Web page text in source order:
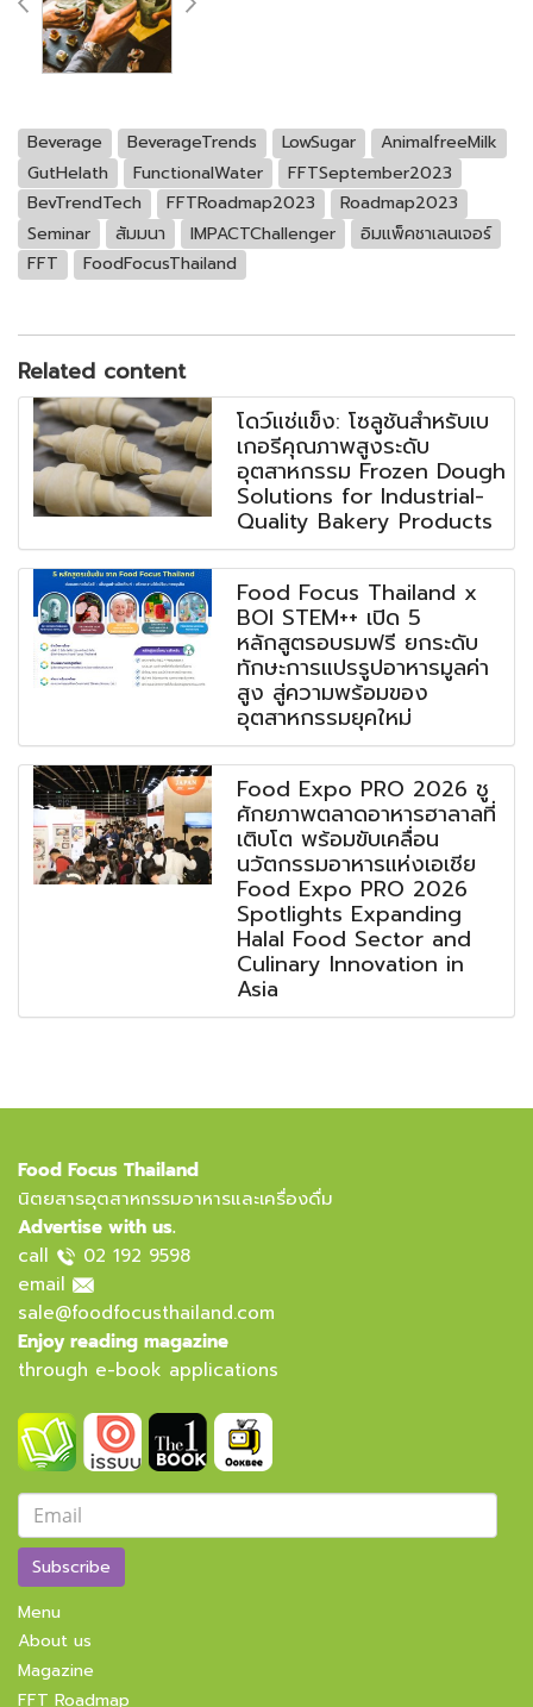
Beverage BeverageTrends LowSugar
AnimalfreeMilk
GutHelath
FunctionalWater
FFTSeptember2023
BevTrendTech
FFTRoadmap2023
Roadmap2023
Seminar
สัมมนา IMPACTChallenger
อิมแพ็คชาเลนเจอร์
FFT
FoodFocusThailand
Related content
โดว์แช่แข็ง: โซลูชันสำหรับเบ
เกอรีคุณภาพสูงระดับ
อุตสาหกรรม Frozen Dough
Solutions for Industrial-
Quality Bakery Products
Food Focus Thailand x
BOI STEM++ เปิด 5
หลักสูตรอบรมฟรี ยกระดับ
ทักษะการแปรรูปอาหารมูลค่า
สูง สู่ความพร้อมของ
อุตสาหกรรมยุคใหม่
Food Expo PRO 2026 ชู
ศักยภาพตลาดอาหารฮาลาลที่
เติบโต พร้อมขับเคลื่อน
นวัตกรรมอาหารแห่งเอเชีย
Food Expo PRO 2026
Spotlights Expanding
Halal Food Sector and
Culinary Innovation in
Asia
Food Focus Thailand
นิตยสารอุตสาหกรรมอาหารและเครื่องดื่ม
Advertise with us.
call
02 192 9598
email
sale@foodfocusthailand.com
Enjoy reading magazine
through e-book applications
Subscribe
Menu
About us
Magazine
FFT Roadmap